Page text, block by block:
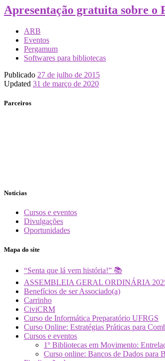
Apresentação gratuita sobre o
ARB
Eventos
Pergamum
Softwares para bibliotecas
Publicado 27 de julho de 2015
Updated 31 de março de 2020
Parceiros
Notícias
Cursos e eventos
Divulgações
Oportunidades
Mapa do site
“Senta que lá vem história!” 📚
ASSEMBLEIA GERAL ORDINÁRIA
Benefícios de ser Associado(a)
Carrinho
CiviCRM
Curso de Informática Preparatório UFRGS
Curso Online: Estratégias Práticas para
Cursos e eventos
1º Bibliotecas em Movimento:
Curso online: Bancos de Dados para